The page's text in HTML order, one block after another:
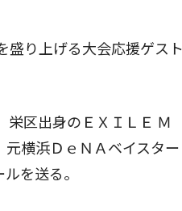
り上げる大会応援ゲスト
区出身のＥＸＩＬＥ Ｍ
横浜ＤｅＮＡベイスター
を送る。